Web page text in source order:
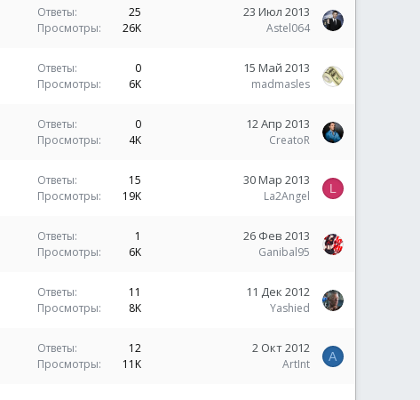
Ответы
25
Просмотры
26K
23 Июл 2013
Astel064
Ответы
0
Просмотры
6K
15 Май 2013
madmasles
Ответы
0
Просмотры
4K
12 Апр 2013
CreatoR
Ответы
15
Просмотры
19K
30 Мар 2013
La2Angel
L
Ответы
1
Просмотры
6K
26 Фев 2013
Ganibal95
Ответы
11
Просмотры
8K
11 Дек 2012
Yashied
Ответы
12
Просмотры
11K
2 Окт 2012
ArtInt
A